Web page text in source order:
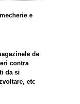
e
de
contra
da si
etc